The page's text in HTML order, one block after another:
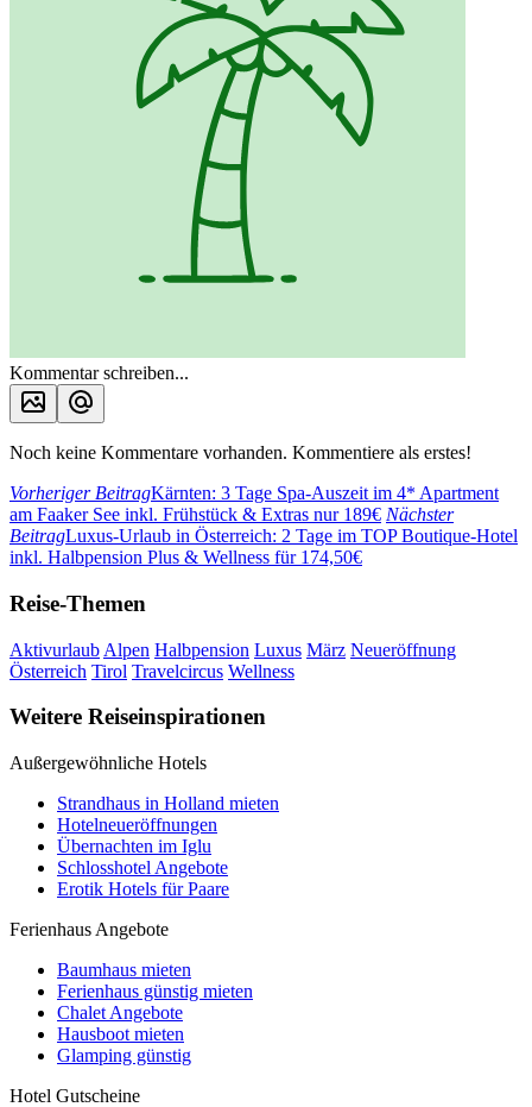
Kommentar schreiben...
Noch keine Kommentare vorhanden. Kommentiere als erstes!
Vorheriger BeitragKärnten: 3 Tage Spa-Auszeit im 4* Apartment
am Faaker See inkl. Frühstück & Extras nur 189€ Nächster
BeitragLuxus-Urlaub in Österreich: 2 Tage im TOP Boutique-Hotel
inkl. Halbpension Plus & Wellness für 174,50€
Reise-Themen
Aktivurlaub Alpen Halbpension Luxus März Neueröffnung
Österreich Tirol Travelcircus Wellness
Weitere Reiseinspirationen
Außergewöhnliche Hotels
Strandhaus in Holland mieten
Hotelneueröffnungen
Übernachten im Iglu
Schlosshotel Angebote
Erotik Hotels für Paare
Ferienhaus Angebote
Baumhaus mieten
Ferienhaus günstig mieten
Chalet Angebote
Hausboot mieten
Glamping günstig
Hotel Gutscheine